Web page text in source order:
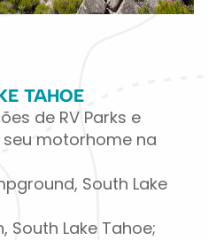
TAHOE
de RV Parks e
motorhome na
South Lake
South Lake Tahoe;